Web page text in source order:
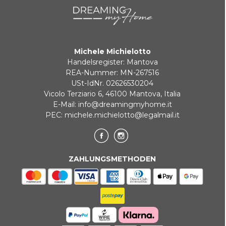
Michele Michielotto
Handelsregister: Mantova
REA-Nummer: MN-267516
USt-IdNr. 02626530204
Vicolo Terziario 6, 46100 Mantova, Italia
E-Mail: info@dreamingmyhome.it
PEC: michele.michielotto@legalmail.it
ZAHLUNGSMETHODEN